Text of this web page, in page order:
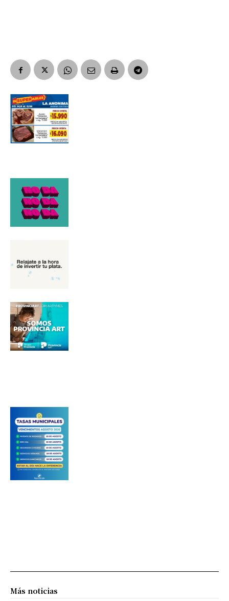
Más noticias